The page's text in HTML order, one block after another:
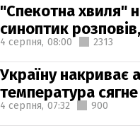
"Спекотна хвиля"
синоптик
4 серпня, 08:00 2313
Україну накриває
температура сягне
4 серпня, 07:32 900